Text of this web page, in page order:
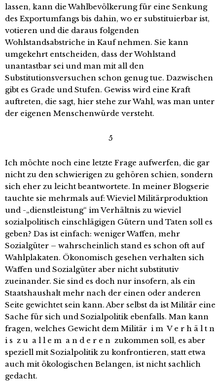
lassen, kann die Wahlbevölkerung für eine Senkung
des Exportumfangs bis dahin, wo er substituierbar ist,
votieren und die daraus folgenden
Wohlstandsabstriche in Kauf nehmen. Sie kann
umgekehrt entscheiden, dass der Wohlstand
unantastbar sei und man mit all den
Substitutionsversuchen schon genug tue. Dazwischen
gibt es Grade und Stufen. Gewiss wird eine Kraft
auftreten, die sagt, hier stehe zur Wahl, was man unter
der eigenen Menschenwürde versteht.
5
Ich möchte noch eine letzte Frage aufwerfen, die gar
nicht zu den schwierigen zu gehören schien, sondern
sich eher zu leicht beantwortete. In meiner Blogserie
tauchte sie mehrmals auf: Wieviel Militärproduktion
und -„dienstleistung“ im Verhältnis zu wieviel
sozialpolitisch einschlägigen Gütern und Taten soll es
geben? Das ist einfach: weniger Waffen, mehr
Sozialgüter – wahrscheinlich stand es schon oft auf
Wahlplakaten. Ökonomisch gesehen verhalten sich
Waffen und Sozialgüter aber nicht substitutiv
zueinander. Sie sind es doch nur insofern, als ein
Staatshaushalt mehr nach der einen oder anderen
Seite gewichtet sein kann. Aber selbst da ist Militär eine
Sache für sich und Sozialpolitik ebenfalls. Man kann
fragen, welches Gewicht dem Militär i m V e r h ä l t n
i s z u a l l e m a n d e r e n zukommen soll, es aber
speziell mit Sozialpolitik zu konfrontieren, statt etwa
auch mit ökologischen Belangen, ist nicht sachlich
gedacht.